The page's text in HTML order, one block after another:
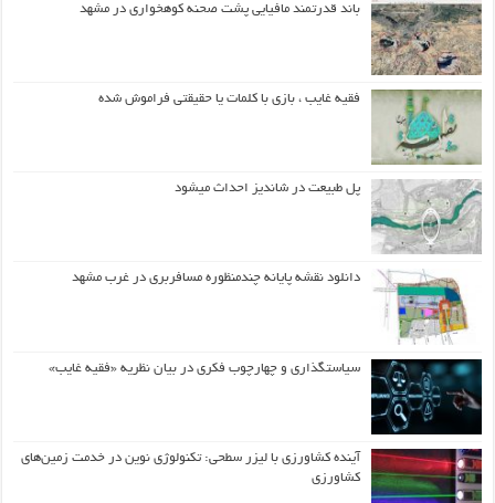
باند قدرتمند مافیایی پشت صحنه کوهخواری در مشهد
فقیه غایب ، بازی با کلمات یا حقیقتی فراموش شده
پل طبیعت در شاندیز احداث میشود
دانلود نقشه پایانه چندمنظوره مسافربری در غرب مشهد
سیاستگذاری و چهارچوب فکری در بیان نظریه «فقیه غایب»
آینده کشاورزی با لیزر سطحی: تکنولوژی نوین در خدمت زمین‌های
کشاورزی